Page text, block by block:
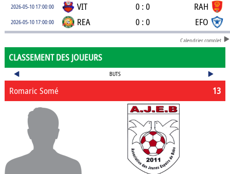
2026-05-10 17:00:00 VIT 0 : 0 RAH
2026-05-10 17:00:00 REA 0 : 0 EFO
Calendrier complet
CLASSEMENT DES JOUEURS
BUTS
13
Romaric Somé